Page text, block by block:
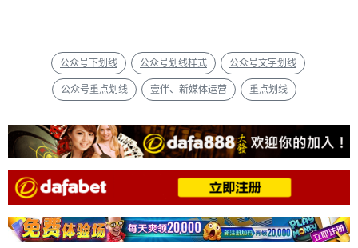
公众号下划线 公众号划线样式 公众号文字划线
公众号重点划线 壹伴、新媒体运营 重点划线